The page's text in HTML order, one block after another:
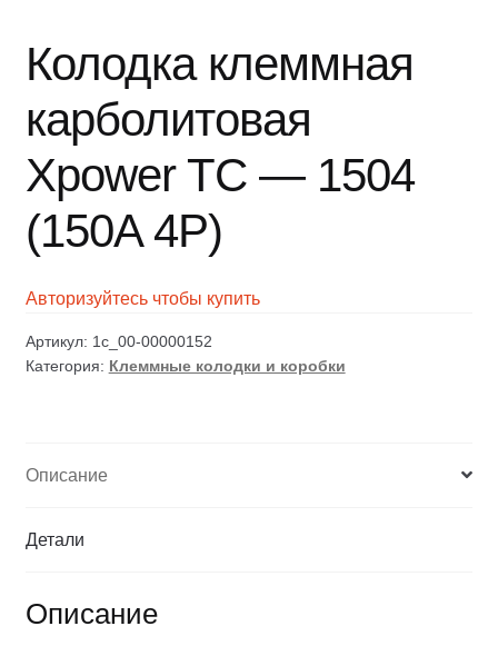
Колодка клеммная
карболитовая
Xpower TС — 1504
(150A 4P)
Авторизуйтесь чтобы купить
Артикул: 1c_00-00000152
Категория: Клеммные колодки и коробки
Описание
Детали
Описание